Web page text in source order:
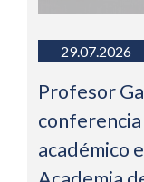
29.07.2026
Profesor
académico